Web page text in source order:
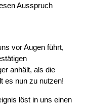
Ausspruch
vor Augen führt,
anhält, als die
es nun zu nutzen!
löst in uns einen